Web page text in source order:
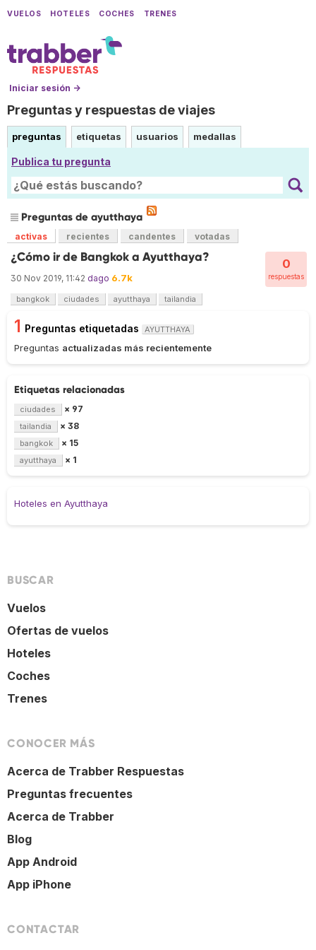
VUELOS HOTELES COCHES TRENES
Iniciar sesión →
Preguntas y respuestas de viajes
preguntas etiquetas usuarios medallas
Publica tu pregunta
Preguntas de ayutthaya
activas recientes candentes votadas
0
respuestas
¿Cómo ir de Bangkok a Ayutthaya?
30 Nov 2019, 11:42 dago 6.7k
bangkok ciudades ayutthaya tailandia
1 Preguntas etiquetadas AYUTTHAYA
Preguntas actualizadas más recientemente
Etiquetas relacionadas
ciudades × 97
tailandia × 38
bangkok × 15
ayutthaya × 1
Hoteles en Ayutthaya
BUSCAR
Vuelos
Ofertas de vuelos
Hoteles
Coches
Trenes
CONOCER MÁS
Acerca de Trabber Respuestas
Preguntas frecuentes
Acerca de Trabber
Blog
App Android
App iPhone
CONTACTAR